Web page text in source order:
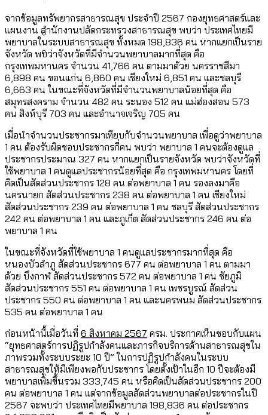
ปีนกำแพงส่องซีรีส์จีน: จีนส่งออกภาพ
ลักษณ์แบบไหนสู่สายตาโลก
สำรวจรายได้จากการจัดเก็บภาษีใน
กรุงเทพฯ ผ่าน Bangkok Index 2025
Bangkok Index 2025 : อันดับความน่าอยู่
ของ 50 เขตในกรุงเทพฯ
กรุงเทพฯ เมืองสังคมผู้สูงอายุ [ข้อมูลดิบ]
สวนสาธารณะและพื้นที่สีเขียวใน กทม.
[ข้อมูลดิบ]
จากข้อมูลทรัพยากรสาธารณสุข ประจำปี 2567 กองยุทธศาสตร์และ
แผนงาน สำนักงานปลัดกระทรวงสาธารณสุข พบว่า ประเทศไทยมี
พยาบาลในระบบสาธารณสุข ทั้งหมด 198,836 คน หากแยกเป็นราย
จังหวัด พบว่าจังหวัดที่มีจำนวนพยาบาลมากที่สุด คือ
กรุงเทพมหานคร จำนวน 41,766 คน ตามมาด้วย นครราชสีมา
6,898 คน ขอนแก่น 6,860 คน เชียงใหม่ 6,851 คน และชลบุรี
6,663 คน ในขณะที่จังหวัดที่มีจำนวนพยาบาลน้อยที่สุด คือ
สมุทรสงคราม จำนวน 482 คน ระนอง 512 คน แม่ฮ่องสอน 573
คน สิงห์บุรี 703 คน และอำนาจเจริญ 705 คน
เมื่อนำจำนวนประชากรมาเทียบกับจำนวนพยาบาล เพื่อดูว่าพยาบาล
1 คน ต้องรับผิดชอบประชากรกี่คน พบว่า พยาบาล 1 คนจะต้องดูแล
ประชากรประมาณ 327 คน หากแยกเป็นรายจังหวัด พบว่าจังหวัดที่
ใช้พยาบาล 1 คนดูแลประชากรน้อยที่สุด คือ กรุงเทพมหานคร โดยที่
คิดเป็นสัดส่วนประชากร 128 คน ต่อพยาบาล 1 คน รองลงมาคือ
นครนายก สัดส่วนประชากร 238 คน ต่อพยาบาล 1 คน เชียงใหม่
สัดส่วนประชากร 239 คน ต่อพยาบาล 1 คน ชลบุรี สัดส่วนประชากร
242 คน ต่อพยาบาล 1 คน และภูเก็ต สัดส่วนประชากร 246 คน ต่อ
พยาบาล 1 คน
ในขณะที่จังหวัดที่ใช้พยาบาล 1 คนดูแลประชากรมากที่สุด คือ
หนองบัวลำภู สัดส่วนประชากร 677 คน ต่อพยาบาล 1 คน ตามมา
ด้วย บึงกาฬ สัดส่วนประชากร 572 คน ต่อพยาบาล 1 คน ชัยภูมิ
สัดส่วนประชากร 551 คน ต่อพยาบาล 1 คน เพชรบูรณ์ สัดส่วน
ประชากร 550 คน ต่อพยาบาล 1 คน และนครพนม สัดส่วนประชากร
535 คน ต่อพยาบาล 1 คน
ก่อนหน้านี้เมื่อวันที่ 6 สิงหาคม 2567 ครม. ประกาศเห็นชอบกับแผน
“ยุทธศาสตร์การปฏิรูปกำลังคนและภารกิจบริการด้านสาธารณสุขใน
ภาพรวมทั้งระบบระยะ 10 ปี” ในการปฏิรูปกำลังคนในระบบ
สาธารณสุขให้มีเพียงพอกับประชากร โดยตั้งเป้าในอีก 10 ปีจะต้องมี
พยาบาลเพิ่มขึ้นรวม 333,745 คน หรือคิดเป็นสัดส่วนประชากร 200
คน ต่อพยาบาล 1 คน แต่จากข้อมูลสัดส่วนพยาบาลต่อประชากรในปี
2567 จะพบว่า ประเทศไทยมีพยาบาล 198,836 คน ต่อประชากร